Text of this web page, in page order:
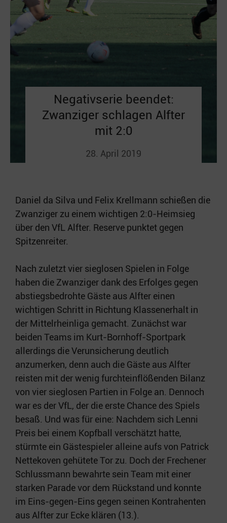
Negativserie beendet:
Zwanziger schlagen Alfter
mit 2:0
28. April 2019
Daniel da Silva und Felix Krellmann schießen die
Zwanziger zu einem wichtigen 2:0-Heimsieg
über den VfL Alfter. Reserve punktet gegen
Spitzenreiter.
Nach zuletzt vier sieglosen Spielen in Folge
haben die Zwanziger dank des Erfolges gegen
abstiegsbedrohte Gäste aus Alfter einen
wichtigen Schritt in Richtung Klassenerhalt in
der Mittelrheinliga gemacht. Zunächst war
beiden Teams im Kurt-Bornhoff-Sportpark
allerdings die Verunsicherung deutlich
anzumerken, denn auch die Gäste aus Alfter
reisten mit der wenig furchteinflößenden Bilanz
von vier sieglosen Partien in Folge an. Dennoch
war es der VfL, der die erste Chance des Spiels
besaß. Und was für eine: Nachdem sich Lenni
Preis bei einem Kopfball verschätzt hatte,
stürmte ein Gästespieler alleine aufs von Patrick
Nettekoven gehütete Tor zu. Doch der Frechener
Schlussmann bewahrte sein Team mit einer
starken Parade vor dem Rückstand und konnte
im Eins-gegen-Eins gegen seinen Kontrahenten
aus Alfter zur Ecke klären (13.).